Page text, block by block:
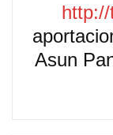
Asun